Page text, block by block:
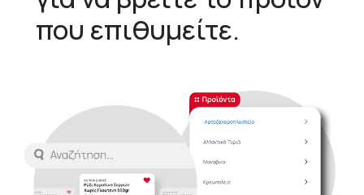
που επιθυμείτε.